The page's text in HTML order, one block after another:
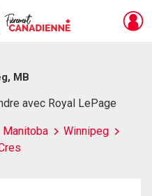
MB
avec Royal LePage
Manitoba
Winnipeg